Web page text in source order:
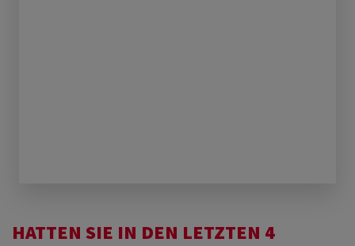
HATTEN SIE IN DEN LETZTEN 4